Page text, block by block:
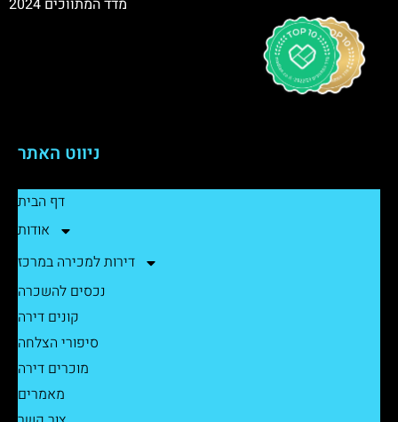
ניווט האתר
דף הבית
אודות
דירות למכירה במרכז
נכסים להשכרה
קונים דירה
סיפורי הצלחה
מוכרים דירה
מאמרים